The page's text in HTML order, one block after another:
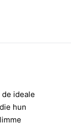
ideale
hun